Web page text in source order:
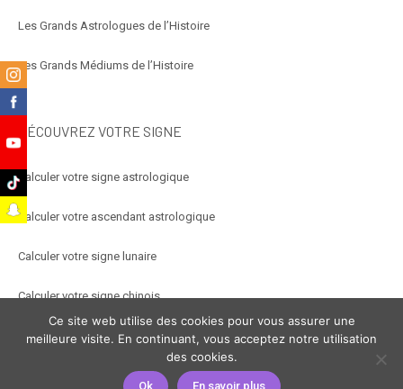
Les Grands Astrologues de l’Histoire
Les Grands Médiums de l’Histoire
DÉCOUVREZ VOTRE SIGNE
Calculer votre signe astrologique
Calculer votre ascendant astrologique
Calculer votre signe lunaire
Calculer votre signe chinois
Calculer votre signe arabe
Ce site web utilise des cookies pour vous assurer une
meilleure visite. En continuant, vous acceptez notre utilisation
des cookies.
Ok En savoir plus